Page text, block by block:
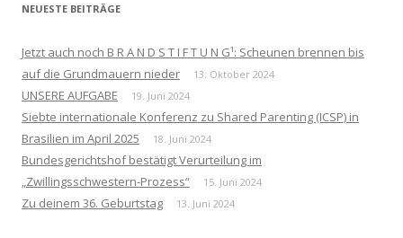
NEUESTE BEITRÄGE
Jetzt auch noch B R A N D S T I F T U N G¹: Scheunen brennen bis
auf die Grundmauern nieder
13. Oktober 2024
UNSERE AUFGABE 19. Juni 2024
Siebte internationale Konferenz zu Shared Parenting (ICSP) in
Brasilien im April 2025
18. Juni 2024
Bundesgerichtshof bestätigt Verurteilung im
„Zwillingsschwestern-Prozess“
15. Juni 2024
Zu deinem 36. Geburtstag 13. Juni 2024